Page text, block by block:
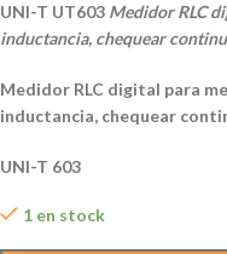
UNI-T UT603 Medidor RLC
inductancia, chequear
Medidor RLC digital para
inductancia, chequear
UNI-T 603
1 en stock